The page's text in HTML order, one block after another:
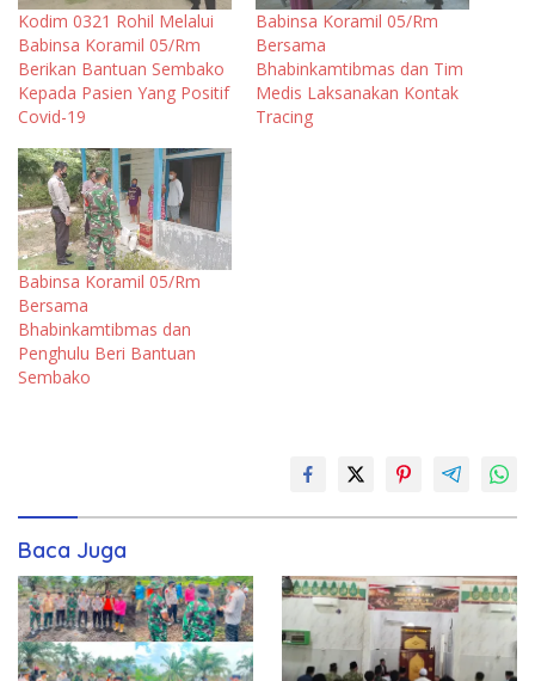
Kodim 0321 Rohil Melalui
Babinsa Koramil 05/Rm
Berikan Bantuan Sembako
Kepada Pasien Yang Positif
Covid-19
Babinsa Koramil 05/Rm
Bersama
Bhabinkamtibmas dan Tim
Medis Laksanakan Kontak
Tracing
Babinsa Koramil 05/Rm
Bersama
Bhabinkamtibmas dan
Penghulu Beri Bantuan
Sembako
Baca Juga